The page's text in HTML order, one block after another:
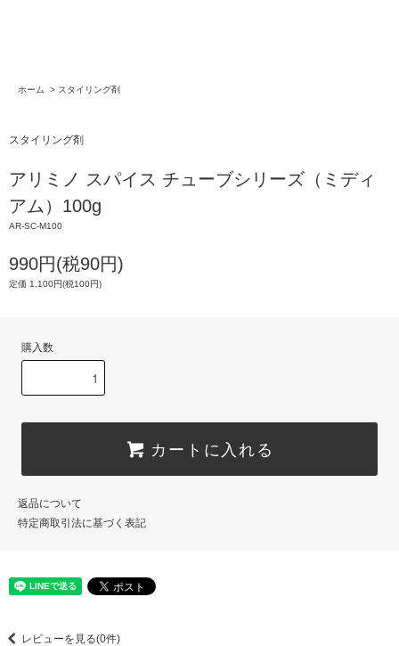
ホーム > スタイリング剤
スタイリング剤
アリミノ スパイス チューブシリーズ（ミディ
アム）100g
AR-SC-M100
990円(税90円)
定価 1,100円(税100円)
購入数
カートに入れる
返品について
特定商取引法に基づく表記
レビューを見る(0件)